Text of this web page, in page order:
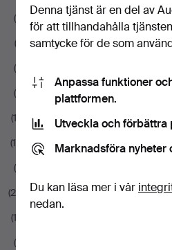
(9)
(3)
(5)
(4)
(12)
(14)
(8)
(26)
(12)
(5)
BORDSLAMPA, glas,
Kosta, signerad.
Värdering
95 USD
Denna tjänst är en del av
för att tillhandahålla
samtycke för de som
Anpassa funktioner
plattformen.
Utveckla och förbättra
Marknadsföra nyheter
Du kan läsa mer i vår
nedan.